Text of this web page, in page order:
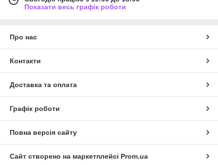
Показати весь графік роботи
Про нас
Контакти
Доставка та оплата
Графік роботи
Повна версія сайту
Сайт створено на маркетплейсі Prom.ua